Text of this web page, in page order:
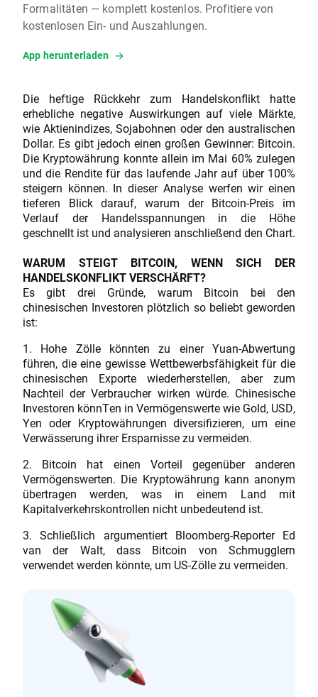
Formalitäten — komplett kostenlos. Profitiere von
kostenlosen Ein- und Auszahlungen.
App herunterladen
Die heftige Rückkehr zum Handelskonflikt hatte
erhebliche negative Auswirkungen auf viele Märkte,
wie Aktienindizes, Sojabohnen oder den australischen
Dollar. Es gibt jedoch einen großen Gewinner: Bitcoin.
Die Kryptowährung konnte allein im Mai 60% zulegen
und die Rendite für das laufende Jahr auf über 100%
steigern können. In dieser Analyse werfen wir einen
tieferen Blick darauf, warum der Bitcoin-Preis im
Verlauf der Handelsspannungen in die Höhe
geschnellt ist und analysieren anschließend den Chart.
WARUM STEIGT BITCOIN, WENN SICH DER
HANDELSKONFLIKT VERSCHÄRFT?
Es gibt drei Gründe, warum Bitcoin bei den
chinesischen Investoren plötzlich so beliebt geworden
ist:
1. Hohe Zölle könnten zu einer Yuan-Abwertung
führen, die eine gewisse Wettbewerbsfähigkeit für die
chinesischen Exporte wiederherstellen, aber zum
Nachteil der Verbraucher wirken würde. Chinesische
Investoren könnTen in Vermögenswerte wie Gold, USD,
Yen oder Kryptowährungen diversifizieren, um eine
Verwässerung ihrer Ersparnisse zu vermeiden.
2. Bitcoin hat einen Vorteil gegenüber anderen
Vermögenswerten. Die Kryptowährung kann anonym
übertragen werden, was in einem Land mit
Kapitalverkehrskontrollen nicht unbedeutend ist.
3. Schließlich argumentiert Bloomberg-Reporter Ed
van der Walt, dass Bitcoin von Schmugglern
verwendet werden könnte, um US-Zölle zu vermeiden.